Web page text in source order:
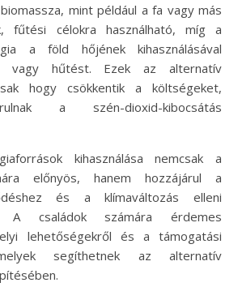
mint például a fa vagy más
fűtési célokra használható, míg a
a föld hőjének kihasználásával
vagy hűtést. Ezek az alternatív
hogy csökkentik a költségeket,
a szén-dioxid-kibocsátás
kihasználása nemcsak a
előnyös, hanem hozzájárul a
és a klímaváltozás elleni
A családok számára érdemes
lehetőségekről és a támogatási
segíthetnek az alternatív